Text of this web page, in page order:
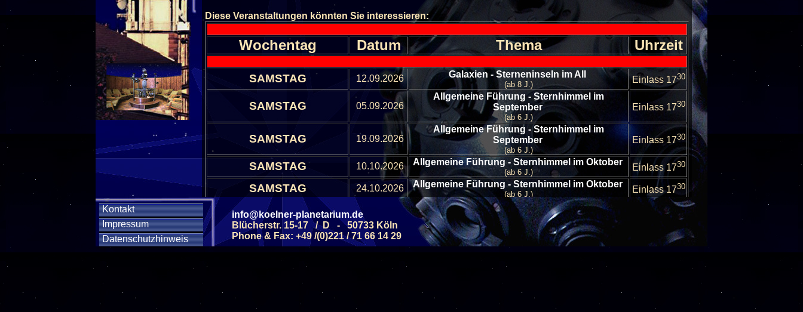
Kontakt
Impressum
Datenschutzhinweis
Diese Veranstaltungen könnten Sie interessieren:
Wochentag Datum Thema Uhrzeit
SAMSTAG 12.09.2026 Galaxien - Sterneninseln im All
(ab 8 J.) Einlass 1730
SAMSTAG 05.09.2026
Allgemeine Führung - Sternhimmel im
September
(ab 6 J.)
Einlass 1730
SAMSTAG 19.09.2026
Allgemeine Führung - Sternhimmel im
September
(ab 6 J.)
Einlass 1730
SAMSTAG 10.10.2026 Allgemeine Führung - Sternhimmel im Oktober
(ab 6 J.) Einlass 1730
SAMSTAG 24.10.2026 Allgemeine Führung - Sternhimmel im Oktober
(ab 6 J.) Einlass 1730
SAMSTAG 07.11.2026
Allgemeine Führung - Sternhimmel im
November
(ab 6 J.)
Einlass 17 30
SAMSTAG 21.11.2026
Allgemeine Führung - Sternhimmel im
November
Einlass 17
SAMSTAG 05.12.2026
Allgemeine Führung - Sternhimmel im
Dezember
(ab 6 J.)
info@koelner-planetarium.de
Blücherstr. 15-17 / D - 50733 Köln
Phone & Fax: +49 /(0)221 / 71 66 14 29